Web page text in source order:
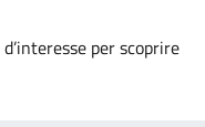
per scoprire